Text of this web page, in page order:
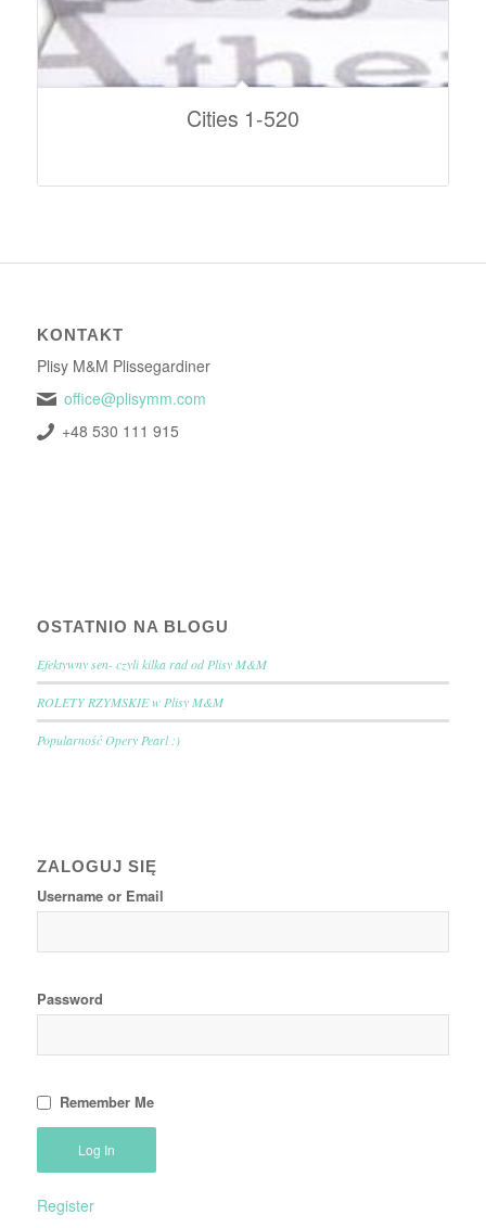
Cities 1-520
KONTAKT
Plisy M&M Plissegardiner
office@plisymm.com
+48 530 111 915
OSTATNIO NA BLOGU
Efektywny sen- czyli kilka rad od Plisy M&M
ROLETY RZYMSKIE w Plisy M&M
Popularność Opery Pearl :)
ZALOGUJ SIĘ
Username or Email
Password
Remember Me
Register